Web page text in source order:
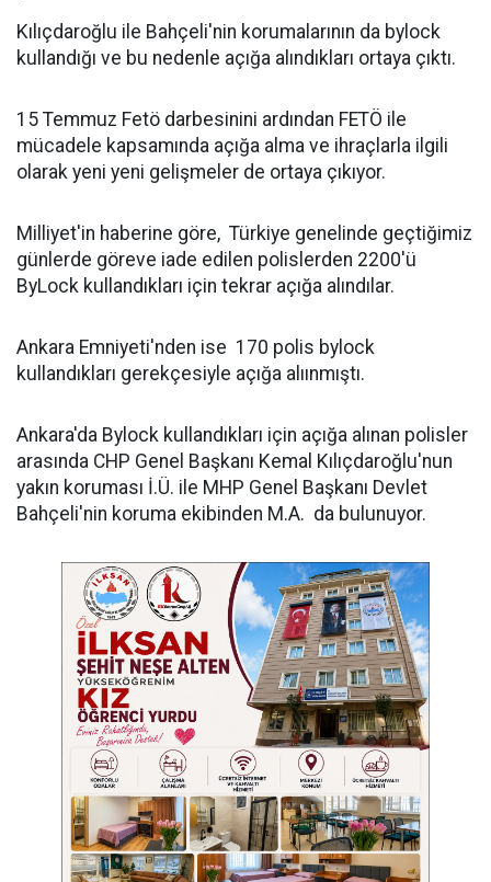
Kılıçdaroğlu ile Bahçeli'nin korumalarının da bylock
kullandığı ve bu nedenle açığa alındıkları ortaya çıktı.
15 Temmuz Fetö darbesinini ardından FETÖ ile
mücadele kapsamında açığa alma ve ihraçlarla ilgili
olarak yeni yeni gelişmeler de ortaya çıkıyor.
Milliyet'in haberine göre, Türkiye genelinde geçtiğimiz
günlerde göreve iade edilen polislerden 2200'ü
ByLock kullandıkları için tekrar açığa alındılar.
Ankara Emniyeti'nden ise 170 polis bylock
kullandıkları gerekçesiyle açığa alıınmıştı.
Ankara'da Bylock kullandıkları için açığa alınan polisler
arasında CHP Genel Başkanı Kemal Kılıçdaroğlu'nun
yakın koruması İ.Ü. ile MHP Genel Başkanı Devlet
Bahçeli'nin koruma ekibinden M.A. da bulunuyor.